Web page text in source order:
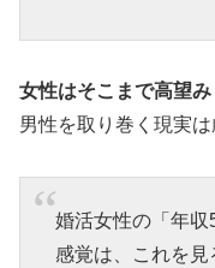
女性はそこまで高望
男性を取り巻く現実は
婚活女性の「年収
感覚は、これを